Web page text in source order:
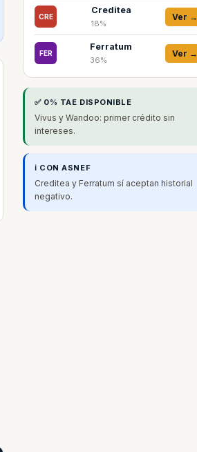
CRE
Creditea
18%
Ver →
FER
Ferratum
36%
Ver →
✅ 0% TAE DISPONIBLE
Vivus y Wandoo: primer crédito sin
intereses.
ℹ️ CON ASNEF
Creditea y Ferratum sí aceptan historial
negativo.